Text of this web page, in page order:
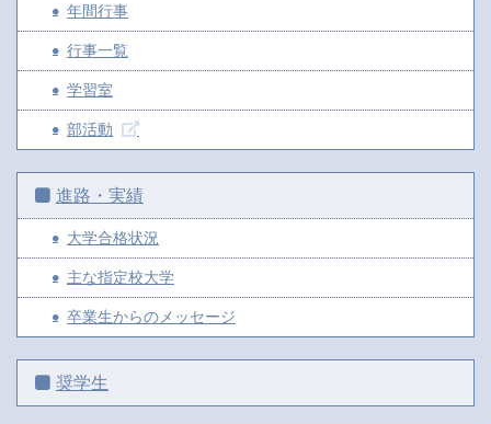
年間行事
行事一覧
学習室
部活動
進路・実績
大学合格状況
主な指定校大学
卒業生からのメッセージ
奨学生